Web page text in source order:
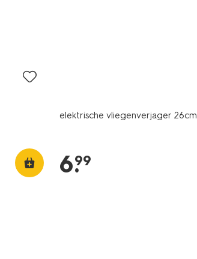
elektrische vliegenverjager 26cm
6.
99